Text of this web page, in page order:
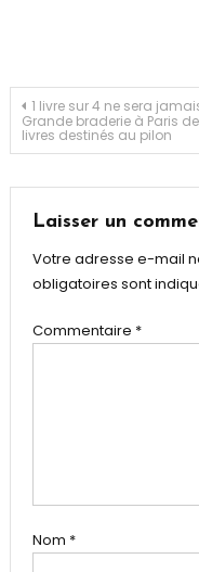
Valentin
Navigation
de
l’article
1 livre sur 4 ne sera
Grande braderie à Paris de
livres destinés au pilon
Laisser un
Votre adresse e-mail
obligatoires sont
Commentaire *
Nom *